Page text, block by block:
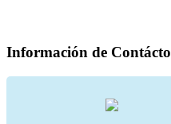
Información de Contácto